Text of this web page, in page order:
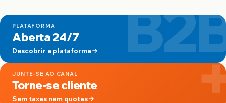
PLATAFORMA
Aberta 24/7
Descobrir a plataforma
JUNTE-SE AO CANAL
Torne-se cliente
Sem taxas nem quotas